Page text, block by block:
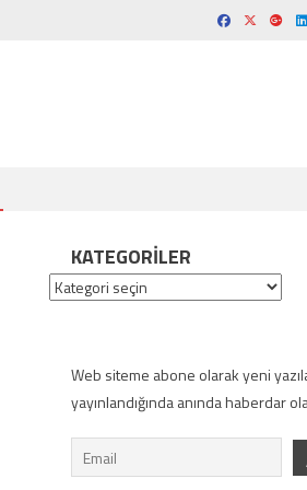
KATEGORILER
Kategoriler
Web siteme abone olarak yeni
yayınlandığında anında haberdar